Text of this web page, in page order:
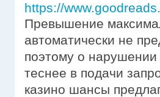
https://
Превышение
автоматически не
поэтому о нарушении
теснее в подачи
казино шансы